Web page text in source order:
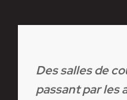
Des salles de
passant par les